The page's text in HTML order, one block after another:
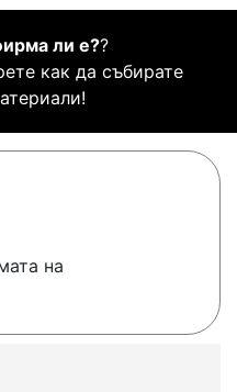
ли е??
как да събирате
на